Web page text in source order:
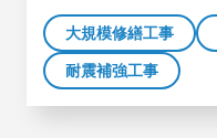
大規模修繕工事
耐震補強工事